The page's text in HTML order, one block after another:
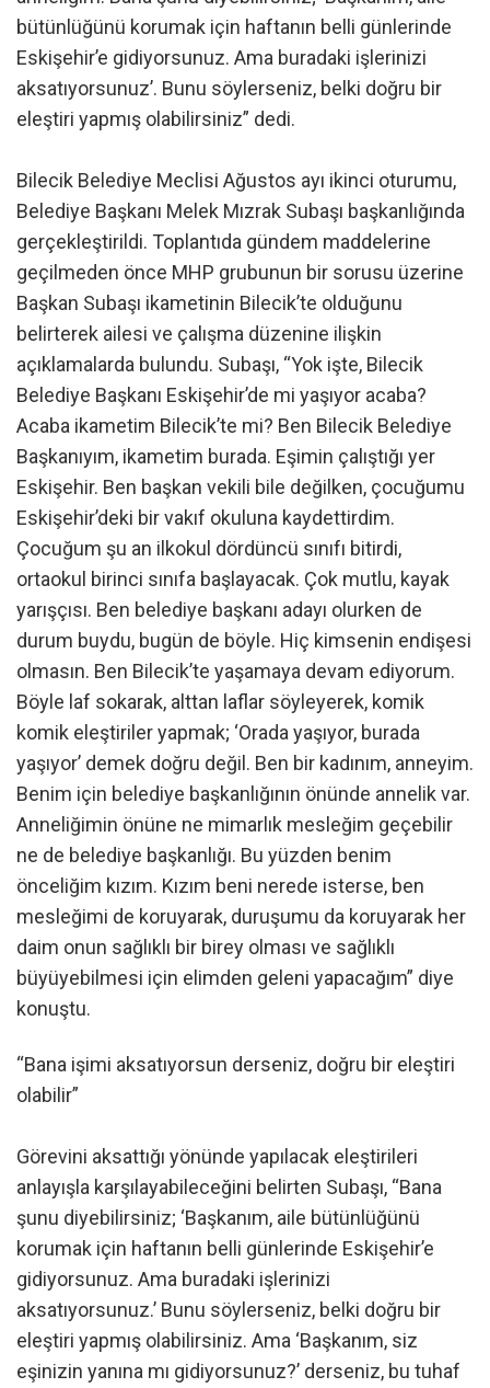
bütünlüğünü korumak için haftanın belli günlerinde
Eskişehir’e gidiyorsunuz. Ama buradaki işlerinizi
aksatıyorsunuz’. Bunu söylerseniz, belki doğru bir
eleştiri yapmış olabilirsiniz” dedi.
Bilecik Belediye Meclisi Ağustos ayı ikinci oturumu,
Belediye Başkanı Melek Mızrak Subaşı başkanlığında
gerçekleştirildi. Toplantıda gündem maddelerine
geçilmeden önce MHP grubunun bir sorusu üzerine
Başkan Subaşı ikametinin Bilecik’te olduğunu
belirterek ailesi ve çalışma düzenine ilişkin
açıklamalarda bulundu. Subaşı, “Yok işte, Bilecik
Belediye Başkanı Eskişehir’de mi yaşıyor acaba?
Acaba ikametim Bilecik’te mi? Ben Bilecik Belediye
Başkanıyım, ikametim burada. Eşimin çalıştığı yer
Eskişehir. Ben başkan vekili bile değilken, çocuğumu
Eskişehir’deki bir vakıf okuluna kaydettirdim.
Çocuğum şu an ilkokul dördüncü sınıfı bitirdi,
ortaokul birinci sınıfa başlayacak. Çok mutlu, kayak
yarışçısı. Ben belediye başkanı adayı olurken de
durum buydu, bugün de böyle. Hiç kimsenin endişesi
olmasın. Ben Bilecik’te yaşamaya devam ediyorum.
Böyle laf sokarak, alttan laflar söyleyerek, komik
komik eleştiriler yapmak; ‘Orada yaşıyor, burada
yaşıyor’ demek doğru değil. Ben bir kadınım, anneyim.
Benim için belediye başkanlığının önünde annelik var.
Anneliğimin önüne ne mimarlık mesleğim geçebilir
ne de belediye başkanlığı. Bu yüzden benim
önceliğim kızım. Kızım beni nerede isterse, ben
mesleğimi de koruyarak, duruşumu da koruyarak her
daim onun sağlıklı bir birey olması ve sağlıklı
büyüyebilmesi için elimden geleni yapacağım” diye
konuştu.
“Bana işimi aksatıyorsun derseniz, doğru bir eleştiri
olabilir”
Görevini aksattığı yönünde yapılacak eleştirileri
anlayışla karşılayabileceğini belirten Subaşı, “Bana
şunu diyebilirsiniz; ‘Başkanım, aile bütünlüğünü
korumak için haftanın belli günlerinde Eskişehir’e
gidiyorsunuz. Ama buradaki işlerinizi
aksatıyorsunuz.’ Bunu söylerseniz, belki doğru bir
eleştiri yapmış olabilirsiniz. Ama ‘Başkanım, siz
eşinizin yanına mı gidiyorsunuz?’ derseniz, bu tuhaf